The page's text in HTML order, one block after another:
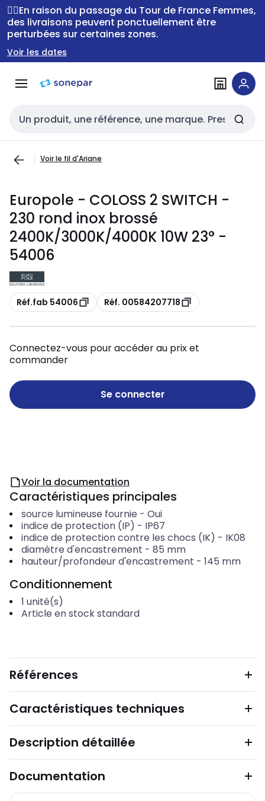
Passer à la
navigation
Passer
au
contenu
🚴‍♂️En raison du passage du Tour de France Femmes,
des livraisons peuvent ponctuellement être
perturbées sur certaines zones.
Voir les dates
Entrée de recherche
Voir le fil d'Ariane
Europole - COLOSS 2 SWITCH -
230 rond inox brossé
2400K/3000K/4000K 10W 23° -
54006
Copie
Réf.fab 54006 Copie
Réf. 00584207718
Connectez-vous pour accéder au prix et
commander
Se connecter
Voir la documentation
Caractéristiques principales
source lumineuse fournie - Oui
indice de protection (IP) - IP67
indice de protection contre les chocs (IK) - IK08
diamètre d'encastrement - 85 mm
hauteur/profondeur d'encastrement - 145 mm
Conditionnement
1 unité(s)
Article en stock standard
Références
Caractéristiques techniques
Description détaillée
Documentation